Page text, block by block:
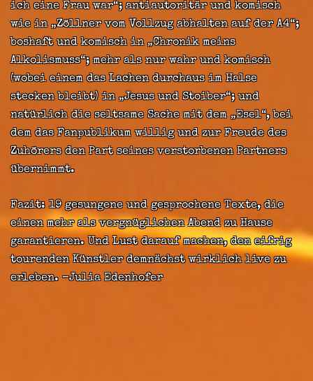
ich eine Frau war“; antiautoritär und komisch
wie in „Zöllner vom Vollzug abhalten auf der A4“;
boshaft und komisch in „Chronik meins
Alkolismuss“; mehr als nur wahr und komisch
(wobei einem das Lachen durchaus im Halse
stecken bleibt) in „Jesus und Stoiber“; und
natürlich die seltsame Sache mit dem „Esel“, bei
dem das Fanpublikum willig und zur Freude des
Zuhörers den Part seines verstorbenen Partners
übernimmt.
Fazit: 19 gesungene und gesprochene Texte, die
einen mehr als vergnüglichen Abend zu Hause
garantieren. Und Lust darauf machen, den eifrig
tourenden Künstler demnächst wirklich live zu
erleben.–Julia Edenhofer